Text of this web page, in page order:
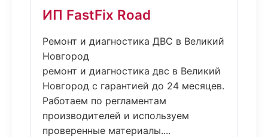
ИП FastFix Road
Ремонт и диагностика ДВС в Великий
Новгород
ремонт и диагностика двс в Великий
Новгород с гарантией до 24 месяцев.
Работаем по регламентам
производителей и используем
проверенные материалы....